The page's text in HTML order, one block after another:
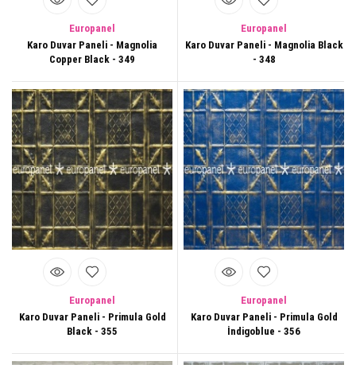
Europanel
Karo Duvar Paneli - Magnolia
Copper Black - 349
Europanel
Karo Duvar Paneli - Magnolia Black
- 348
Europanel
Karo Duvar Paneli - Primula Gold
Black - 355
Europanel
Karo Duvar Paneli - Primula Gold
İndigoblue - 356